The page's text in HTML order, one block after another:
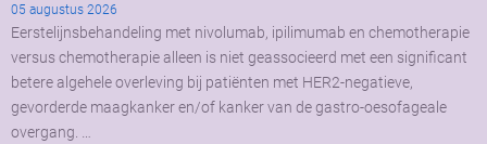
05 augustus 2026
Eerstelijnsbehandeling met nivolumab, ipilimumab en chemotherapie
versus chemotherapie alleen is niet geassocieerd met een significant
betere algehele overleving bij patiënten met HER2-negatieve,
gevorderde maagkanker en/of kanker van de gastro-oesofageale
overgang. …